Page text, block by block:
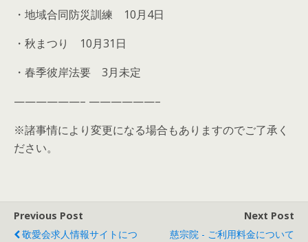
・地域合同防災訓練 10月4日
・秋まつり 10月31日
・春季彼岸法要 3月未定
——————– ——————–
※諸事情により変更になる場合もありますのでご了承く
ださい。
Previous Post
敬愛会求人情報サイトにつ
Next Post
慈宗院 - ご利用料金について